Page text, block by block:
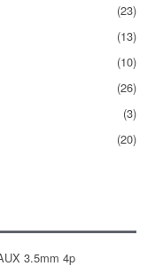
(23)
(13)
(10)
(26)
(3)
(20)
3.5mm 4p